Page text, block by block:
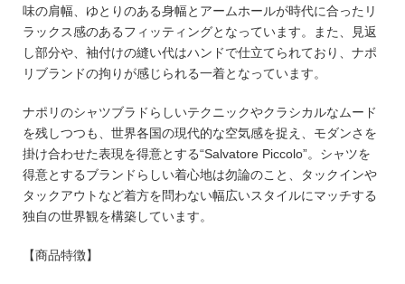
味の肩幅、ゆとりのある身幅とアームホールが時代に合ったリ
ラックス感のあるフィッティングとなっています。また、見返
し部分や、袖付けの縫い代はハンドで仕立てられており、ナポ
リブランドの拘りが感じられる一着となっています。
ナポリのシャツブラドらしいテクニックやクラシカルなムード
を残しつつも、世界各国の現代的な空気感を捉え、モダンさを
掛け合わせた表現を得意とする“Salvatore Piccolo”。シャツを
得意とするブランドらしい着心地は勿論のこと、タックインや
タックアウトなど着方を問わない幅広いスタイルにマッチする
独自の世界観を構築しています。
【商品特徴】